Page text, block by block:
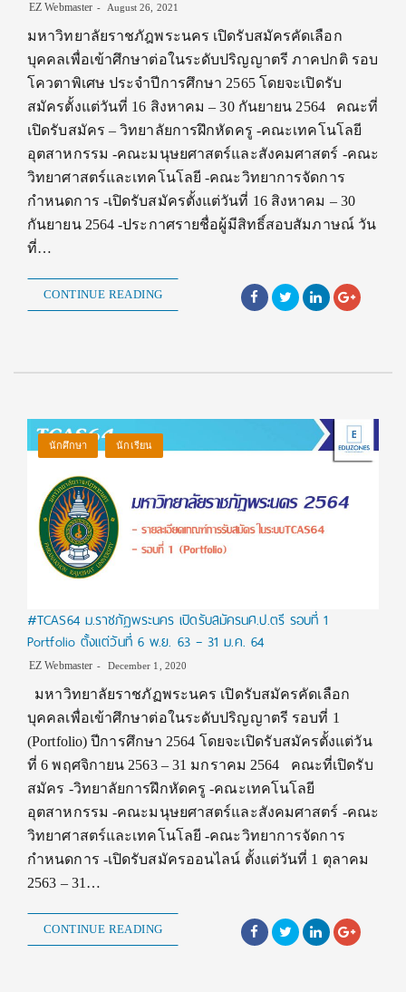
EZ Webmaster August 26, 2021
มหาวิทยาลัยราชภัฎพระนคร เปิดรับสมัครคัดเลือก
บุคคลเพื่อเข้าศึกษาต่อในระดับปริญญาตรี ภาคปกติ รอบ
โควตาพิเศษ ประจำปีการศึกษา 2565 โดยจะเปิดรับ
สมัครตั้งแต่วันที่ 16 สิงหาคม – 30 กันยายน 2564 คณะที่
เปิดรับสมัคร – วิทยาลัยการฝึกหัดครู -คณะเทคโนโลยี
อุตสาหกรรม -คณะมนุษยศาสตร์และสังคมศาสตร์ -คณะ
วิทยาศาสตร์และเทคโนโลยี -คณะวิทยาการจัดการ
กำหนดการ -เปิดรับสมัครตั้งแต่วันที่ 16 สิงหาคม – 30
กันยายน 2564 -ประกาศรายชื่อผู้มีสิทธิ์สอบสัมภาษณ์ วัน
ที่…
CONTINUE READING
นักศึกษา นักเรียน
#TCAS64 ม.ราชภัฏพระนคร เปิดรับสมัครนศ.ป.ตรี รอบที่ 1
Portfolio ตั้งแต่วันที่ 6 พ.ย. 63 – 31 ม.ค. 64
EZ Webmaster December 1, 2020
มหาวิทยาลัยราชภัฏพระนคร เปิดรับสมัครคัดเลือก
บุคคลเพื่อเข้าศึกษาต่อในระดับปริญญาตรี รอบที่ 1
(Portfolio) ปีการศึกษา 2564 โดยจะเปิดรับสมัครตั้งแต่วัน
ที่ 6 พฤศจิกายน 2563 – 31 มกราคม 2564 คณะที่เปิดรับ
สมัคร -วิทยาลัยการฝึกหัดครู -คณะเทคโนโลยี
อุตสาหกรรม -คณะมนุษยศาสตร์และสังคมศาสตร์ -คณะ
วิทยาศาสตร์และเทคโนโลยี -คณะวิทยาการจัดการ
กำหนดการ -เปิดรับสมัครออนไลน์ ตั้งแต่วันที่ 1 ตุลาคม
2563 – 31…
CONTINUE READING